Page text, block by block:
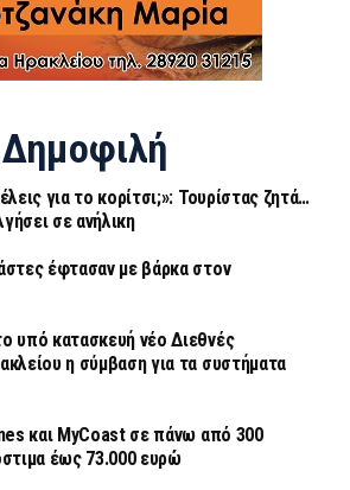
Δημοφιλή
για το κορίτσι;»: Τουρίστας ζητά…
σε ανήλικη
έφτασαν με βάρκα στον
υπό κατασκευή νέο Διεθνές
η σύμβαση για τα συστήματα
και MyCoast σε πάνω από 300
έως 73.000 ευρώ